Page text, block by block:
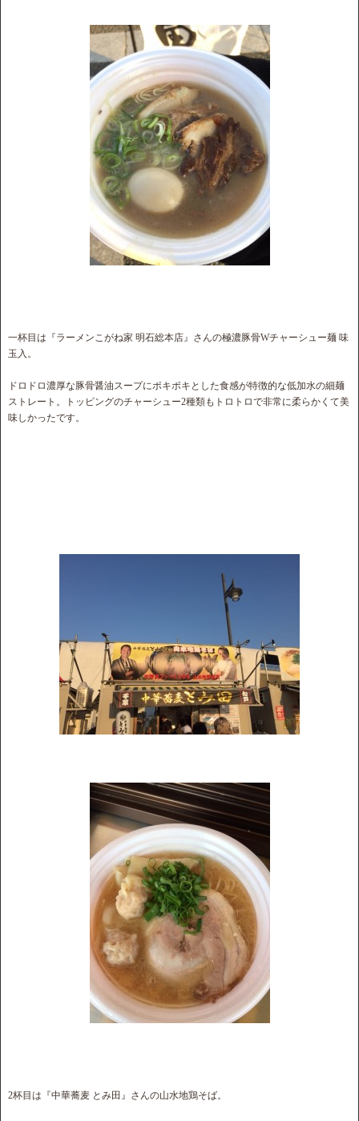
一杯目は『ラーメンこがね家 明石総本店』さんの極濃豚骨Wチャーシュー麺 味
玉入。
ドロドロ濃厚な豚骨醤油スープにポキポキとした食感が特徴的な低加水の細麺
ストレート。トッピングのチャーシュー2種類もトロトロで非常に柔らかくて美
味しかったです。
2杯目は『中華蕎麦 とみ田』さんの山水地鶏そば。